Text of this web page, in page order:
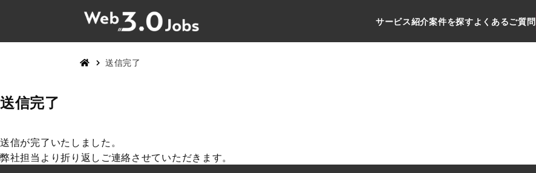
サービス紹介案件を探すよくあるご質問
送信完了
送信完了
送信が完了いたしました。
弊社担当より折り返しご連絡させていただきます。